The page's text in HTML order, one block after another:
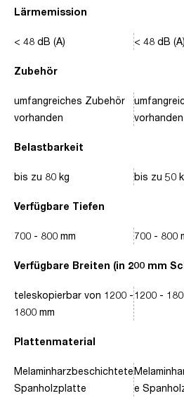
Lärmemission
Zubehör
Belastbarkeit
Verfügbare Tiefen
Verfügbare Breiten (in 200 mm
Plattenmaterial
< 48 dB (A)
umfangreiches Zubehör
vorhanden
bis zu 80 kg
700 - 800 mm
teleskopierbar von 1200 -
1800 mm
Melaminharzbeschichtete
Spanholzplatte
< 48 dB (A)
vorhanden
bis zu 50
700 - 800
1200 -
e